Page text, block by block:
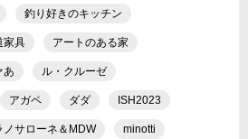
釣り好きのキッチン
家具 アートのある家
あ ル・クルーゼ
アガペ ダダ ISH2023
ノサローネ＆MDW minotti